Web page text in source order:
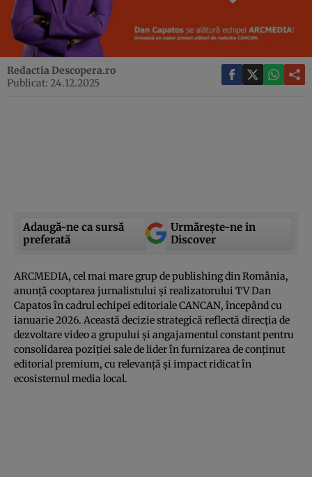
Redactia Descopera.ro
Publicat: 24.12.2025
Adaugă-ne ca sursă
preferată
Urmărește-ne in
Discover
ARCMEDIA, cel mai mare grup de publishing din România,
anunță cooptarea jurnalistului și realizatorului TV Dan
Capatos în cadrul echipei editoriale CANCAN, începând cu
ianuarie 2026. Această decizie strategică reflectă direcția de
dezvoltare video a grupului și angajamentul constant pentru
consolidarea poziției sale de lider în furnizarea de conținut
editorial premium, cu relevanță și impact ridicat în
ecosistemul media local.